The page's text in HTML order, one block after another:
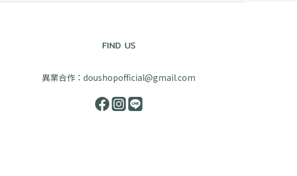
FIND US
異業合作：doushopofficial@gmail.com